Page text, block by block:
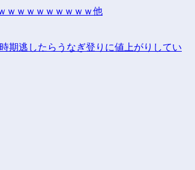
ｗｗｗｗｗｗｗｗｗ他
期逃したらうなぎ登りに値上がりしてい